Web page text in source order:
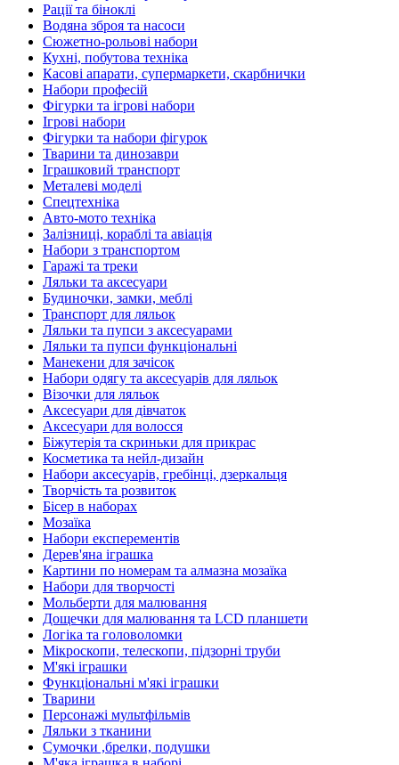
Рації та біноклі
Водяна зброя та насоси
Сюжетно-рольові набори
Кухні, побутова техніка
Касові апарати, супермаркети, скарбнички
Набори професій
Фігурки та ігрові набори
Ігрові набори
Фігурки та набори фігурок
Тварини та динозаври
Іграшковий транспорт
Металеві моделі
Спецтехніка
Авто-мото техніка
Залізниці, кораблі та авіація
Набори з транспортом
Гаражі та треки
Ляльки та аксесуари
Будиночки, замки, меблі
Транспорт для ляльок
Ляльки та пупси з аксесуарами
Ляльки та пупси функціональні
Манекени для зачісок
Набори одягу та аксесуарів для ляльок
Візочки для ляльок
Аксесуари для дівчаток
Аксесуари для волосся
Біжутерія та скриньки для прикрас
Косметика та нейл-дизайн
Набори аксесуарів, гребінці, дзеркальця
Творчість та розвиток
Бісер в наборах
Мозаїка
Набори експерементів
Дерев'яна іграшка
Картини по номерам та алмазна мозаїка
Набори для творчості
Мольберти для малювання
Дощечки для малювання та LCD планшети
Логіка та головоломки
Мікроскопи, телескопи, підзорні труби
М'які іграшки
Функціональні м'які іграшки
Тварини
Персонажі мультфільмів
Ляльки з тканини
Сумочки ,брелки, подушки